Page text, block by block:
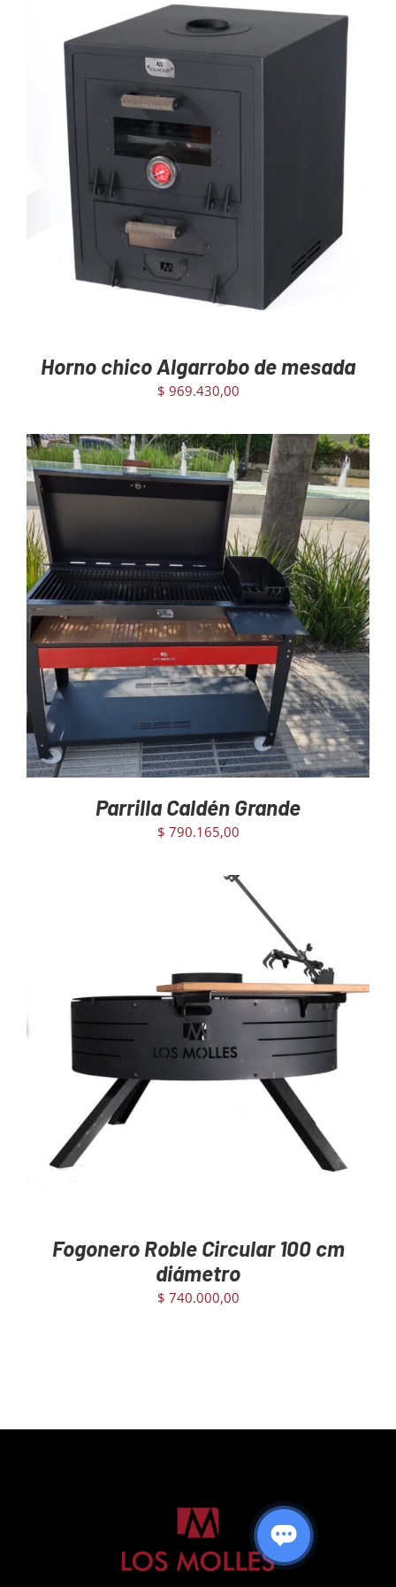
Mayoristas
Carrito
AGREGAR AL CARRITO
Horno chico Algarrobo de mesada
$ 969.430,00
AGREGAR AL CARRITO / DETAILS
Parrilla Caldén Grande
$ 790.165,00
AGREGAR AL CARRITO / DETAILS
Fogonero Roble Circular 100 cm
diámetro
$ 740.000,00